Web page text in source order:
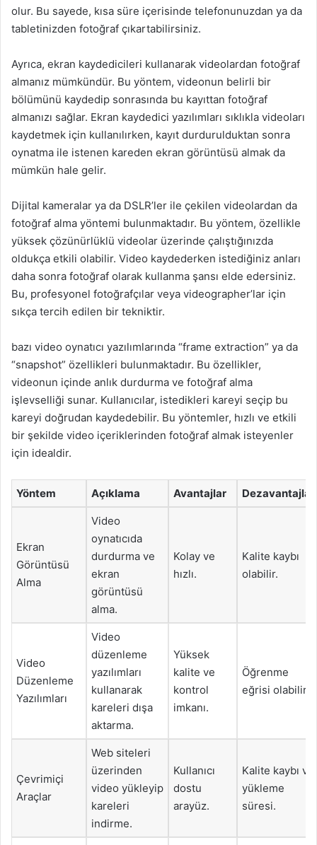
olur. Bu sayede, kısa süre içerisinde telefonunuzdan ya da
tabletinizden fotoğraf çıkartabilirsiniz.
Ayrıca, ekran kaydedicileri kullanarak videolardan fotoğraf
almanız mümkündür. Bu yöntem, videonun belirli bir
bölümünü kaydedip sonrasında bu kayıttan fotoğraf
almanızı sağlar. Ekran kaydedici yazılımları sıklıkla videoları
kaydetmek için kullanılırken, kayıt durdurulduktan sonra
oynatma ile istenen kareden ekran görüntüsü almak da
mümkün hale gelir.
Dijital kameralar ya da DSLR’ler ile çekilen videolardan da
fotoğraf alma yöntemi bulunmaktadır. Bu yöntem, özellikle
yüksek çözünürlüklü videolar üzerinde çalıştığınızda
oldukça etkili olabilir. Video kaydederken istediğiniz anları
daha sonra fotoğraf olarak kullanma şansı elde edersiniz.
Bu, profesyonel fotoğrafçılar veya videographer’lar için
sıkça tercih edilen bir tekniktir.
bazı video oynatıcı yazılımlarında “frame extraction” ya da
“snapshot” özellikleri bulunmaktadır. Bu özellikler,
videonun içinde anlık durdurma ve fotoğraf alma
işlevselliği sunar. Kullanıcılar, istedikleri kareyi seçip bu
kareyi doğrudan kaydedebilir. Bu yöntemler, hızlı ve etkili
bir şekilde video içeriklerinden fotoğraf almak isteyenler
için idealdir.
Yöntem Açıklama Avantajlar Dezavantajlar
Ekran
Görüntüsü
Alma
Video
oynatıcıda
durdurma ve
ekran
görüntüsü
alma.
Kolay ve
hızlı.
Kalite kaybı
olabilir.
Video
Düzenleme
Yazılımları
Video
düzenleme
yazılımları
kullanarak
kareleri dışa
aktarma.
Yüksek
kalite ve
kontrol
imkanı.
Öğrenme
eğrisi olabilir.
Çevrimiçi
Araçlar
Web siteleri
üzerinden
video yükleyip
kareleri
indirme.
Kullanıcı
dostu
arayüz.
Kalite kaybı ve
yükleme
süresi.